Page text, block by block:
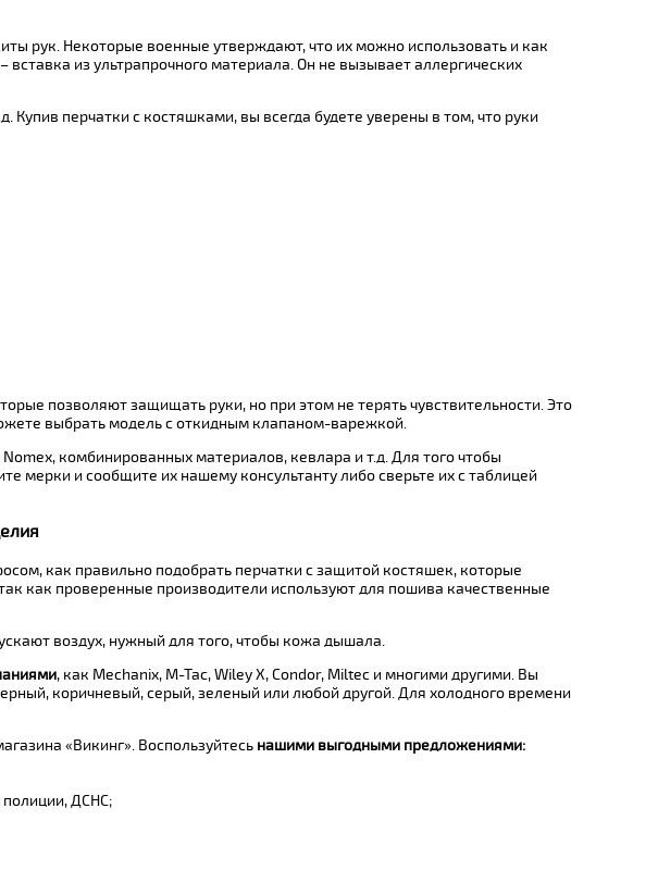
рук. Некоторые военные утверждают, что их можно использовать и как
из ультрапрочного материала. Он не вызывает аллергических
Купив перчатки с костяшками, вы всегда будете уверены в том, что руки
позволяют защищать руки, но при этом не терять чувствительности. Это
выбрать модель с откидным клапаном-варежкой.
комбинированных материалов, кевлара и т.д. Для того чтобы
мерки и сообщите их нашему консультанту либо сверьте их с таблицей
как правильно подобрать перчатки с защитой костяшек, которые
как проверенные производители используют для пошива качественные
воздух, нужный для того, чтобы кожа дышала.
, как Mechanix, M-Tac, Wiley X, Condor, Miltec и многими другими. Вы
коричневый, серый, зеленый или любой другой. Для холодного времени
«Викинг». Воспользуйтесь нашими выгодными предложениями:
ДСНС;